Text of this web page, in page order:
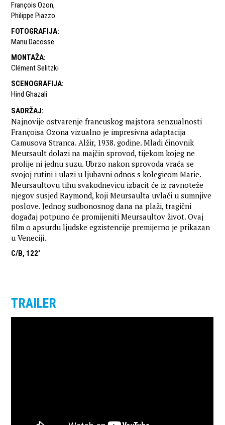
François Ozon,
Philippe Piazzo
FOTOGRAFIJA:
Manu Dacosse
MONTAŽA:
Clément Selitzki
SCENOGRAFIJA:
Hind Ghazali
SADRŽAJ:
Najnovije ostvarenje francuskog majstora senzualnosti
Françoisa Ozona vizualno je impresivna adaptacija
Camusova Stranca. Alžir, 1938. godine. Mladi činovnik
Meursault dolazi na majčin sprovod, tijekom kojeg ne
prolije ni jednu suzu. Ubrzo nakon sprovoda vraća se
svojoj rutini i ulazi u ljubavni odnos s kolegicom Marie.
Meursaultovu tihu svakodnevicu izbacit će iz ravnoteže
njegov susjed Raymond, koji Meursaulta uvlači u sumnjive
poslove. Jednog sudbonosnog dana na plaži, tragični
događaj potpuno će promijeniti Meursaultov život. Ovaj
film o apsurdu ljudske egzistencije premijerno je prikazan
u Veneciji.
C/B, 122'
TRAILER